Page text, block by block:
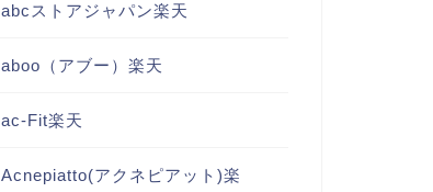
abcストアジャパン楽天
aboo（アブー）楽天
ac-Fit楽天
Acnepiatto(アクネピアット)楽